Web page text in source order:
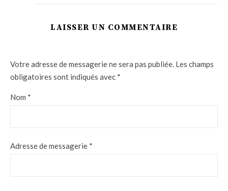
LAISSER UN COMMENTAIRE
Votre adresse de messagerie ne sera pas publiée. Les champs
obligatoires sont indiqués avec *
Nom *
Adresse de messagerie *